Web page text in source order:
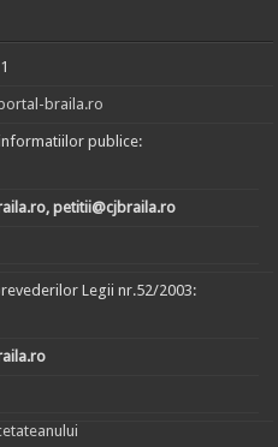
braila.ro
publice:
petitii@cjbraila.ro
Legii nr.52/2003: